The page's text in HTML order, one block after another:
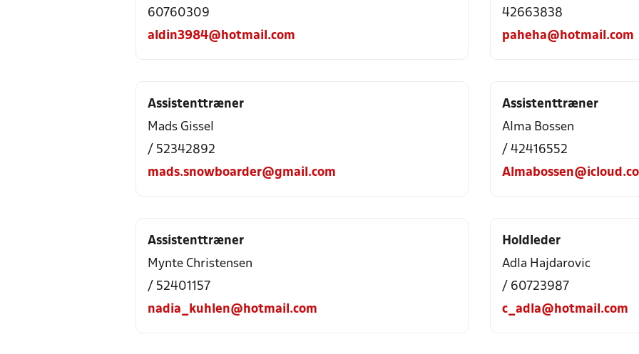
60760309
aldin3984@hotmail.com
42663838
paheha@hotmail.com
Assistenttræner
Mads Gissel
/ 52342892
mads.snowboarder@gmail.com
Assistenttræner
Alma Bossen
/ 42416552
Assistenttræner
Mynte Christensen
/ 52401157
nadia_kuhlen@hotmail.com
Holdleder
Adla Hajdarovic
/ 60723987
c_adla@hotmail.com